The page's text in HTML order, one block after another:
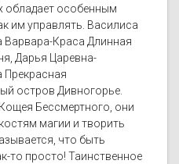
обладает особенным
им управлять. Василиса
Варвара-Краса Длинная
Дарья Царевна-
Прекрасная
остров Дивногорье.
Бессмертного, они
магии и творить
что быть
то просто! Таинственное